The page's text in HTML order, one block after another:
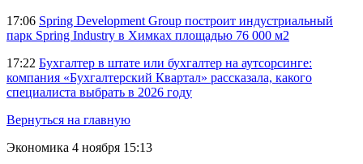
17:06 Spring Development Group построит индустриальный
парк Spring Industry в Химках площадью 76 000 м2
17:22 Бухгалтер в штате или бухгалтер на аутсорсинге:
компания «Бухгалтерский Квартал» рассказала, какого
специалиста выбрать в 2026 году
Вернуться на главную
Экономика 4 ноября 15:13